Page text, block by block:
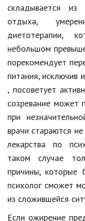
складывается
отдыха,
диетотерапии,
небольшом
порекомендует
питания, исключив
, посоветует
созревание может
при
врачи стараются
лекарства по
таком случае
причины, которые
психолог сможет
из сложившейся
Если ожирение